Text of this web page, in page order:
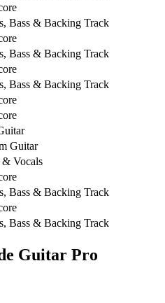
Bass & Backing Track
Bass & Backing Track
Bass & Backing Track
Guitar
Vocals
Bass & Backing Track
Bass & Backing Track
Guitar Pro